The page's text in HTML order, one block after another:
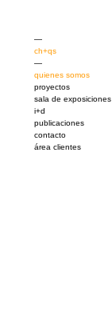
—
ch+qs
—
quienes somos
proyectos
sala de exposiciones
i+d
publicaciones
contacto
área clientes